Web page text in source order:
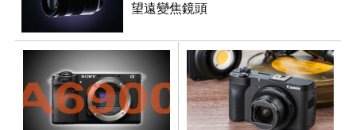
望遠變焦鏡頭